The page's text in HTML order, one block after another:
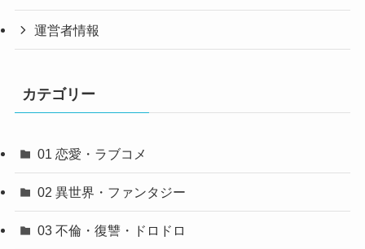
運営者情報
カテゴリー
01 恋愛・ラブコメ
02 異世界・ファンタジー
03 不倫・復讐・ドロドロ